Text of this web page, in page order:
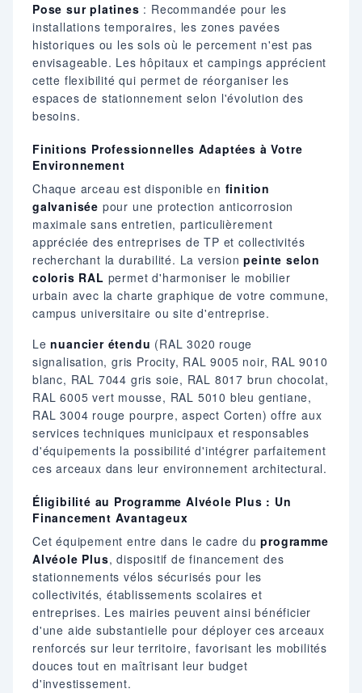
Pose sur platines : Recommandée pour les
installations temporaires, les zones pavées
historiques ou les sols où le percement n'est pas
envisageable. Les hôpitaux et campings apprécient
cette flexibilité qui permet de réorganiser les
espaces de stationnement selon l'évolution des
besoins.
Finitions Professionnelles Adaptées à Votre
Environnement
Chaque arceau est disponible en finition
galvanisée pour une protection anticorrosion
maximale sans entretien, particulièrement
appréciée des entreprises de TP et collectivités
recherchant la durabilité. La versionpeinte selon
coloris RAL permet d'harmoniser le mobilier
urbain avec la charte graphique de votre commune,
campus universitaire ou site d'entreprise.
Lenuancier étendu (RAL 3020 rouge
signalisation, gris Procity, RAL 9005 noir, RAL 9010
blanc, RAL 7044 gris soie, RAL 8017 brun chocolat,
RAL 6005 vert mousse, RAL 5010 bleu gentiane,
RAL 3004 rouge pourpre, aspect Corten) offre aux
services techniques municipaux et responsables
d'équipements la possibilité d'intégrer parfaitement
ces arceaux dans leur environnement architectural.
Éligibilité au Programme Alvéole Plus : Un
Financement Avantageux
Cet équipement entre dans le cadre duprogramme
Alvéole Plus, dispositif de financement des
stationnements vélos sécurisés pour les
collectivités, établissements scolaires et
entreprises. Les mairies peuvent ainsi bénéficier
d'une aide substantielle pour déployer ces arceaux
renforcés sur leur territoire, favorisant les mobilités
douces tout en maîtrisant leur budget
d'investissement.